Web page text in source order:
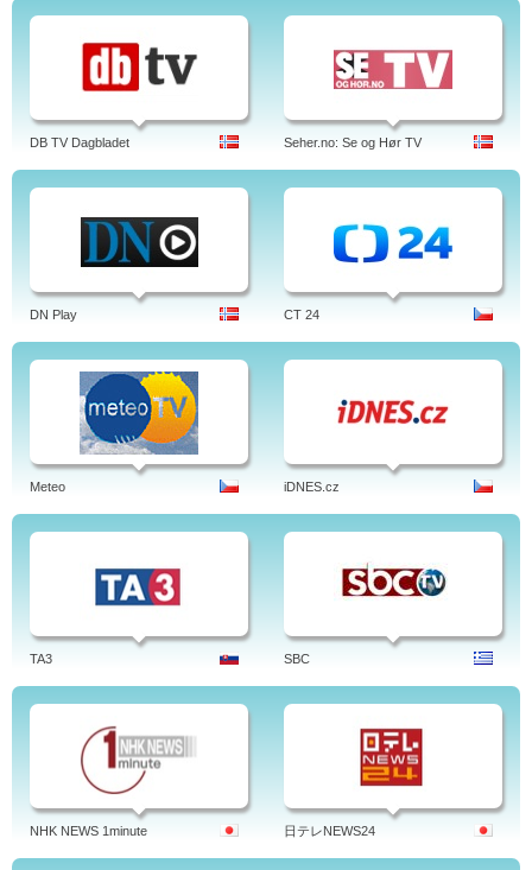
DB TV Dagbladet Seher.no: Se og Hør TV
DN Play CT 24
Meteo iDNES.cz
TA3 SBC
NHK NEWS 1minute 日テレNEWS24